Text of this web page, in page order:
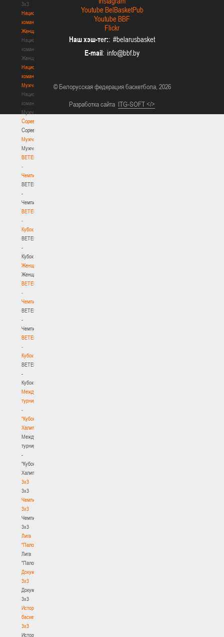
3х3
Национальная
команда.
Женщины
Национальная
команда.
Женщины
Национальная
команда.
Мужчины
Национальная
команда.
Мужчины
Соревнования
Соревнования
Мужчины
Мужчины
BETERA
-
Чемпионат
BETERA
-
Чемпионат
BETERA
-
Кубок
BETERA
-
Кубок
Женщины
Женщины
BETERA
-
Чемпионат
BETERA
-
Чемпионат
BETERA
-
Кубок
BETERA
-
Кубок
Международный
турнир
-
"Кубок
Халипского"
Международный
турнир
-
"Кубок
Халипского"
3x3
3x3
Чемпионат
3х3
Чемпионат
3х3
Лига
"Палова"
Лига
"Палова"
Документы
3х3
Документы
3х3
История
баскетбола
3х3
История
Youtube BelBasketPub
Youtube BBF
Flickr
Наш хэш-тег:: #belarusbasket
E-mail:
© Белорусская федерация баскетбола, 2026
Разработка сайта ITG-SOFT </>